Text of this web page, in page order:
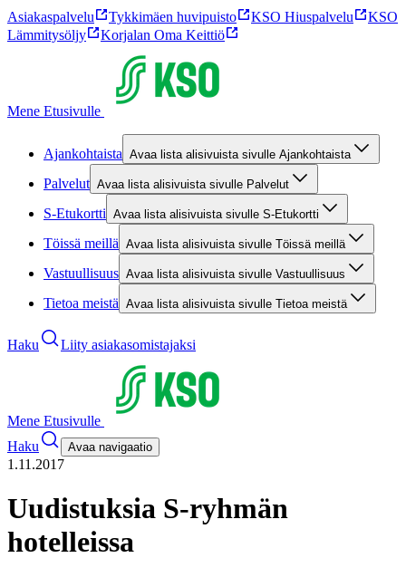
Asiakaspalvelu Tykkimäen huvipuisto KSO Hiuspalvelu
KSO
Lämmitysöljy
Korjalan Oma Keittiö
Mene Etusivulle
Ajankohtaista Avaa lista alisivuista sivulle Ajankohtaista
Palvelut Avaa lista alisivuista sivulle Palvelut
S-Etukortti Avaa lista alisivuista sivulle S-Etukortti
Töissä meillä Avaa lista alisivuista sivulle Töissä meillä
Vastuullisuus Avaa lista alisivuista sivulle Vastuullisuus
Tietoa meistä Avaa lista alisivuista sivulle Tietoa meistä
Haku Liity asiakasomistajaksi
Mene Etusivulle
Haku
Avaa navigaatio
1.11.2017
Uudistuksia S-ryhmän
hotelleissa